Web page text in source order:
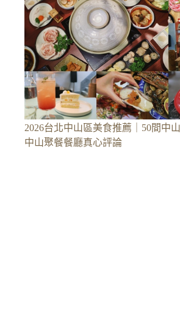
2026台北中山區美食推薦｜50間中
中山聚餐餐廳真心評論